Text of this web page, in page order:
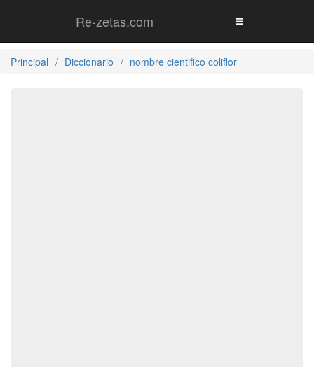
Re-zetas.com
Principal Diccionario nombre cientifico coliflor